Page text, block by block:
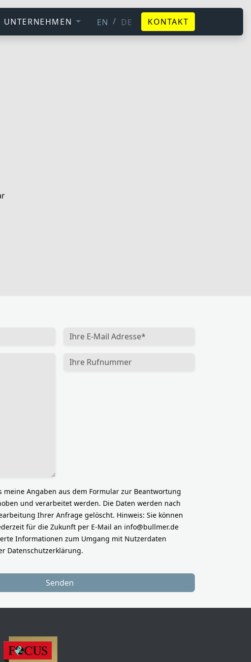
UNTERNEHMEN EN / DE KONTAKT
meine Angaben aus dem Formular zur Beantwortung
und verarbeitet werden. Die Daten werden nach
Ihrer Anfrage gelöscht. Hinweis: Sie können
für die Zukunft per E-Mail an info@bullmer.de
Informationen zum Umgang mit Nutzerdaten
Datenschutzerklärung.
Senden